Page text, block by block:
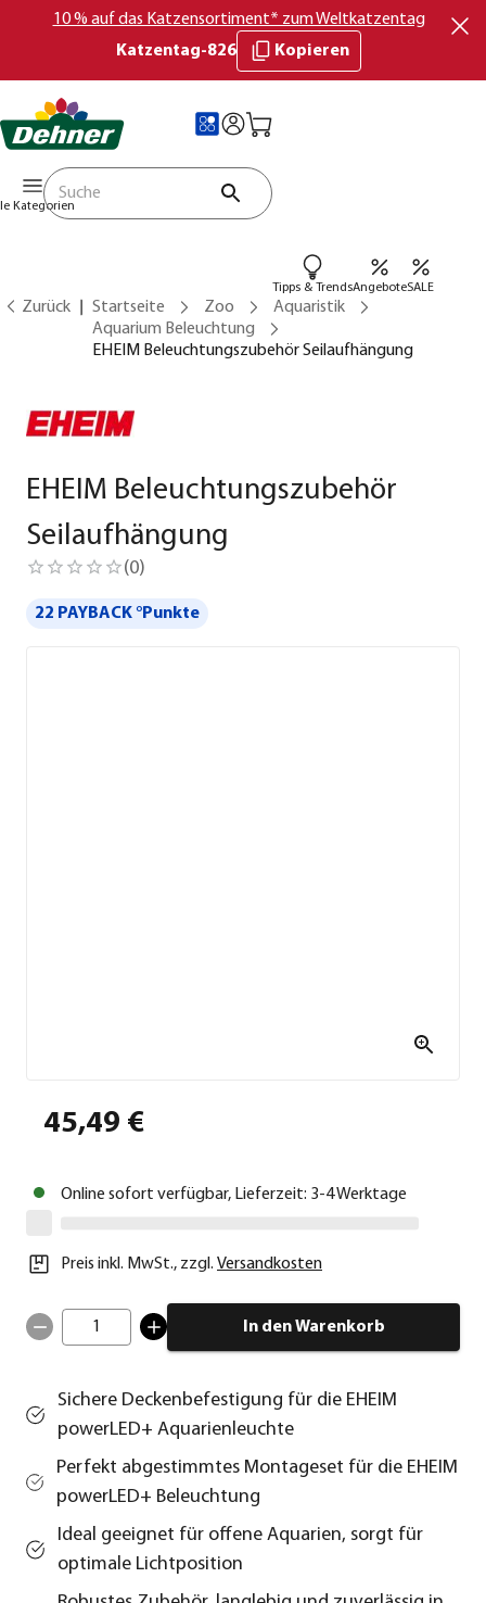
10 % auf das Katzensortiment* zum Weltkatzentag
Katzentag-826
Kopieren
Kategorien
Tipps & TrendsAngeboteSALE
Zurück Startseite Zoo
Aquaristik
Aquarium Beleuchtung
EHEIM Beleuchtungszubehör Seilaufhängung
EHEIM Beleuchtungszubehör
Seilaufhängung
(0)
22 PAYBACK °Punkte
45,49 €
Online sofort verfügbar, Lieferzeit: 3-4 Werktage
Preis inkl. MwSt., zzgl. Versandkosten
1 In den Warenkorb
Sichere Deckenbefestigung für die EHEIM
powerLED+ Aquarienleuchte
Perfekt abgestimmtes Montageset für die EHEIM
powerLED+ Beleuchtung
Ideal geeignet für offene Aquarien, sorgt für
optimale Lichtposition